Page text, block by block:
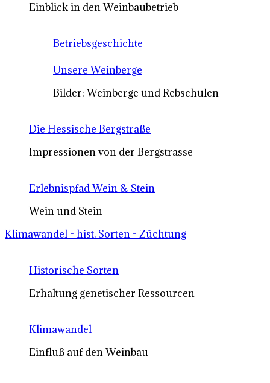
Einblick in den Weinbaubetrieb
Betriebsgeschichte
Unsere Weinberge
Bilder: Weinberge und Rebschulen
Die Hessische Bergstraße
Impressionen von der Bergstrasse
Erlebnispfad Wein & Stein
Wein und Stein
Klimawandel - hist. Sorten - Züchtung
Historische Sorten
Erhaltung genetischer Ressourcen
Klimawandel
Einfluß auf den Weinbau